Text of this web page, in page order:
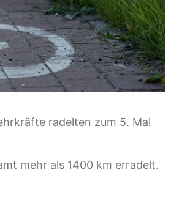
radelten zum 5. Mal
mehr als 1400 km erradelt.